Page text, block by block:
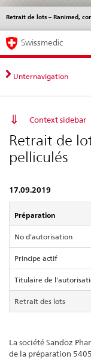
Navigation
directe:
actualités,
bases
contact
Actualités & Mises à
Retrait de lots – Ranimed,
Service
Navigation
Swissmedic
Unternavigation
Context sidebar
Retrait de
pelliculés
17.09.2019
Préparation
No d'autorisation
Principe actif
Titulaire de
Retrait des lots
La société Sandoz
de la préparation